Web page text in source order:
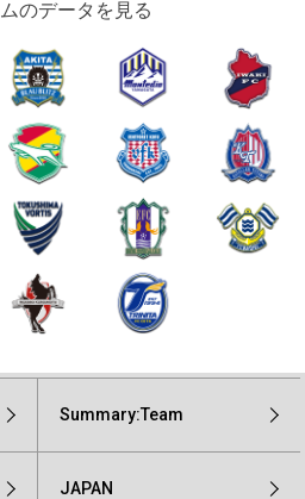
のデータを見る
Summary:Team
JAPAN